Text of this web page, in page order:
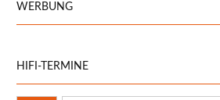
WERBUNG
HIFI-TERMINE